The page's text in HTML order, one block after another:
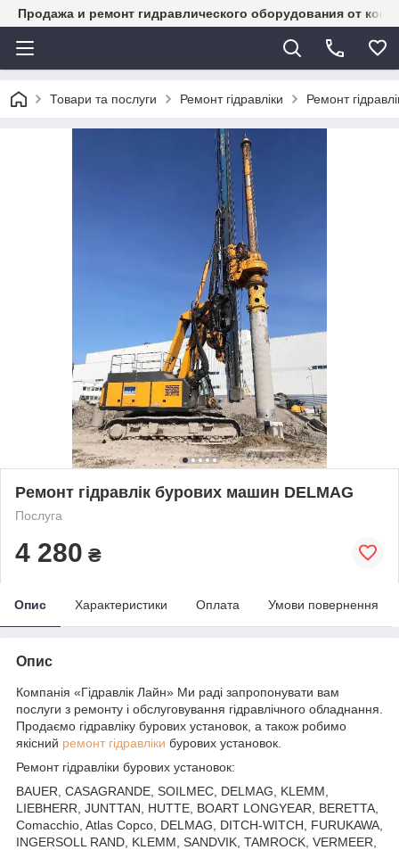
Продажа и ремонт гидравлического оборудования от
Товари та послуги Ремонт гідравліки Ремонт
Ремонт гідравлік бурових машин DELMAG
Послуга
4 280 ₴
Опис Характеристики Оплата Умови повернення
Опис
Компанія «Гідравлік Лайн» Ми раді запропонувати вам
послуги з ремонту і обслуговування гідравлічного обладнання.
Продаємо гідравліку бурових установок, а також робимо
якісний ремонт гідравліки бурових установок.
Ремонт гідравліки бурових установок:
BAUER, CASAGRANDE, SOILMEC, DELMAG, KLEMM,
LIEBHERR, JUNTTAN, HUTTE, BOART LONGYEAR, BERETTA,
Comacchio, Atlas Copco, DELMAG, DITCH-WITCH, FURUKAWA,
INGERSOLL RAND, KLEMM, SANDVIK, TAMROCK, VERMEER,